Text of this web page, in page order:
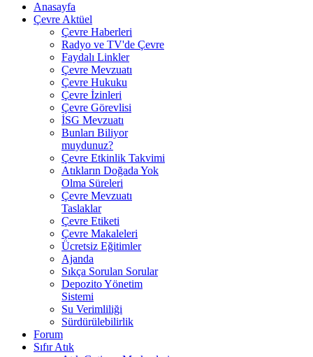
Anasayfa
Çevre Aktüel
Çevre Haberleri
Radyo ve TV'de Çevre
Faydalı Linkler
Çevre Mevzuatı
Çevre Hukuku
Çevre İzinleri
Çevre Görevlisi
İSG Mevzuatı
Bunları Biliyor
muydunuz?
Çevre Etkinlik Takvimi
Atıkların Doğada Yok
Olma Süreleri
Çevre Mevzuatı
Taslaklar
Çevre Etiketi
Çevre Makaleleri
Ücretsiz Eğitimler
Ajanda
Sıkça Sorulan Sorular
Depozito Yönetim
Sistemi
Su Verimliliği
Sürdürülebilirlik
Forum
Sıfır Atık